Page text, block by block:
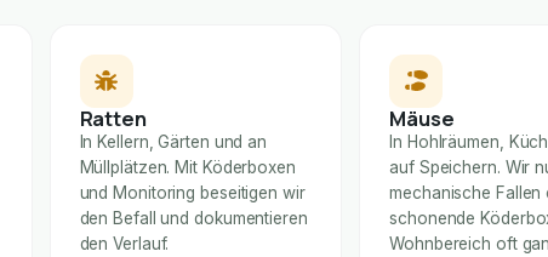
Ratten
In Kellern, Gärten und an
Müllplätzen. Mit Köderboxen
und Monitoring beseitigen wir
den Befall und dokumentieren
den Verlauf.
Mäuse
In Hohlräumen,
auf Speichern. Wir
mechanische Fallen
schonende
Wohnbereich oft